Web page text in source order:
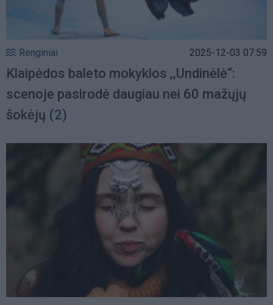
Renginiai 2025-12-03 07:59
Klaipėdos baleto mokyklos ,,Undinėlė“:
scenoje pasirodė daugiau nei 60 mažųjų
šokėjų (2)